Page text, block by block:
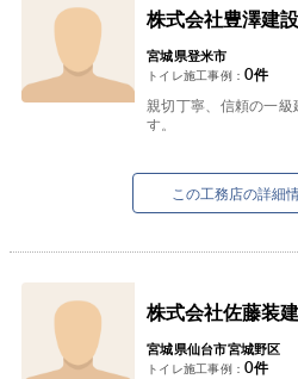
株式会社豊澤建設
宮城県登米市
トイレ施工事例： 0件
親切丁寧、信頼の一級
す。
この工務店の詳細
株式会社佐藤装建
宮城県仙台市宮城野区
トイレ施工事例： 0件